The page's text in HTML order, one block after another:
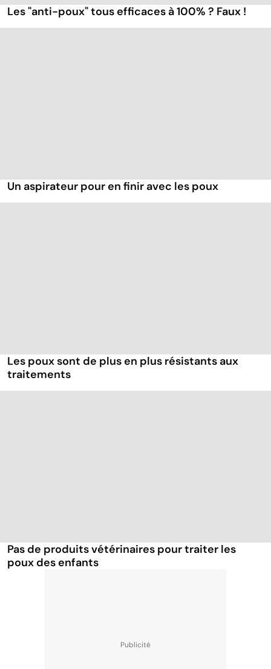
Les "anti-poux" tous efficaces à 100% ? Faux !
Un aspirateur pour en finir avec les poux
Les poux sont de plus en plus résistants aux
traitements
Pas de produits vétérinaires pour traiter les
poux des enfants